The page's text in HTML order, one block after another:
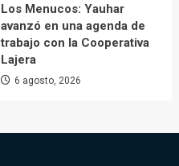
Los Menucos: Yauhar
avanzó en una agenda de
trabajo con la Cooperativa
Lajera
6 agosto, 2026